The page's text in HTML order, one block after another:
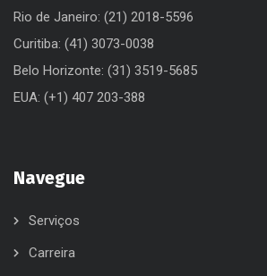
Rio de Janeiro: (21) 2018-5596
Curitiba: (41) 3073-0038
Belo Horizonte: (31) 3519-5685
EUA: (+1) 407 203-388
Navegue
Serviços
Carreira